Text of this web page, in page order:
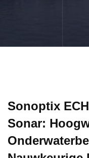
Sonoptix
Sonar: